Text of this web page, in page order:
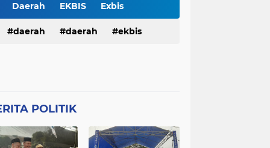
Pengamanan MotoGP 2026
Daerah EKBIS Exbis
Polda Bali Połda Bali
Połres Karawang.
Karawang Polri poĺri
daerah daerah ekbis
ciko polres garut
połres karawang
POLITIK